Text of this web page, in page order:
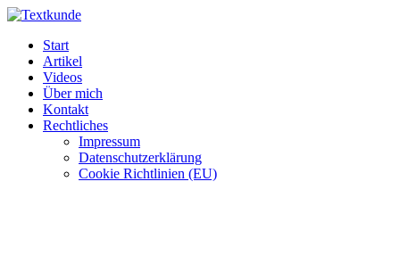
Zum
wechseln
Start
Artikel
Videos
Über mich
Kontakt
Rechtliches
Impressum
Datenschutzerklärung
Cookie Richtlinien (EU)